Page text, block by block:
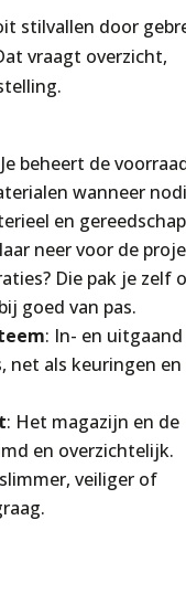
stilvallen door
vraagt overzicht,
beheert de
wanneer
en
neer voor de
Die pak je zelf
goed van pas.
: In- en uitgaand
net als keuringen en
: Het magazijn en de
en overzichtelijk.
veiliger of